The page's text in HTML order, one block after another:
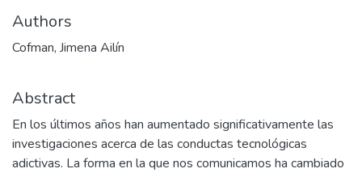
Authors
Cofman, Jimena Ailín
Abstract
En los últimos años han aumentado significativamente las
investigaciones acerca de las conductas tecnológicas
adictivas. La forma en la que nos comunicamos ha cambiado